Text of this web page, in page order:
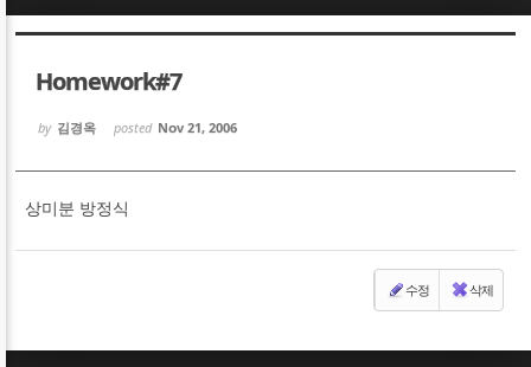
Homework#7
by 김경옥 posted Nov 21, 2006
상미분 방정식
수정 삭제
Sketchbook5, 스케치북5
Sketchbook5, 스케치북5
Sketchbook5, 스케치북5
Sketchbook5, 스케치북5